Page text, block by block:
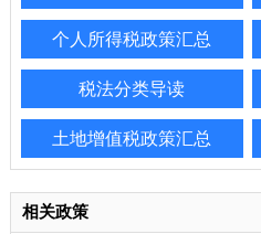
个人所得税政策汇总
税法分类导读
土地增值税政策汇总
相关政策